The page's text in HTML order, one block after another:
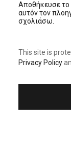
Αποθήκευσε το
αυτόν τον
σχολιάσω.
This site is
Privacy Policy